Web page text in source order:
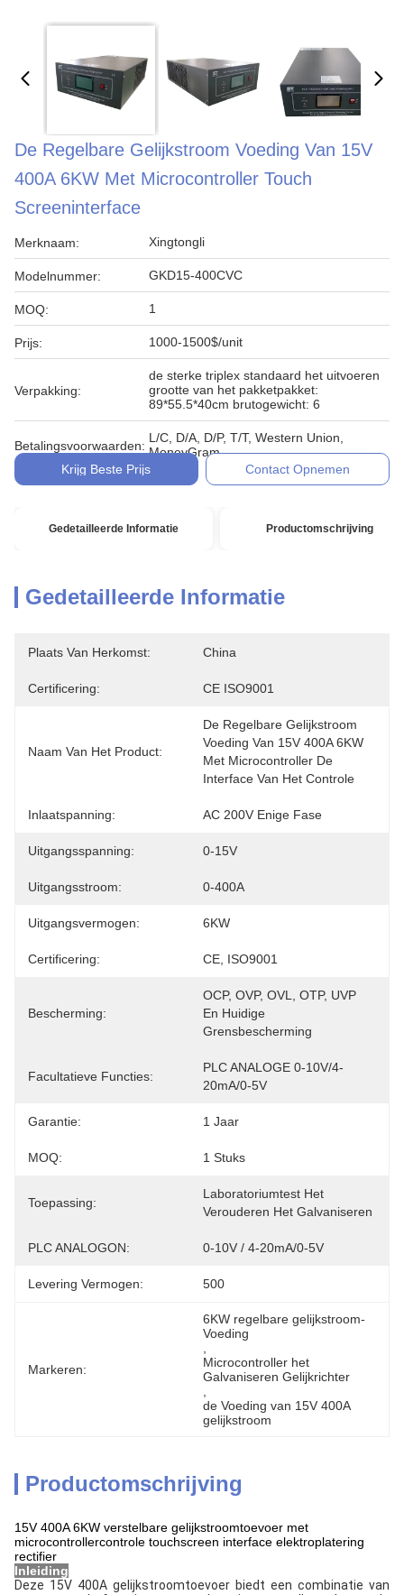
De Regelbare Gelijkstroom Voeding Van 15V
400A 6KW Met Microcontroller Touch
Screeninterface
Merknaam: Xingtongli
Modelnummer: GKD15-400CVC
MOQ: 1
Prijs: 1000-1500$/unit
Verpakking:
de sterke triplex standaard het uitvoeren
grootte van het pakketpakket:
89*55.5*40cm brutogewicht: 6
Betalingsvoorwaarden:
L/C, D/A, D/P, T/T, Western Union,
MoneyGram
Krijg Beste Prijs
Contact Opnemen
Gedetailleerde Informatie Productomschrijving
Gedetailleerde Informatie
Plaats Van Herkomst: China
Certificering: CE ISO9001
Naam Van Het Product:
De Regelbare Gelijkstroom
Voeding Van 15V 400A 6KW
Met Microcontroller De
Interface Van Het Controle
Inlaatspanning: AC 200V Enige Fase
Uitgangsspanning: 0-15V
Uitgangsstroom: 0-400A
Uitgangsvermogen: 6KW
Certificering: CE, ISO9001
Bescherming:
OCP, OVP, OVL, OTP, UVP
En Huidige
Grensbescherming
Facultatieve Functies:
PLC ANALOGE 0-10V/4-
20mA/0-5V
Garantie: 1 Jaar
MOQ: 1 Stuks
Toepassing:
Laboratoriumtest Het
Verouderen Het Galvaniseren
PLC ANALOGON: 0-10V / 4-20mA/0-5V
Levering Vermogen: 500
Markeren:
6KW regelbare gelijkstroom-
Voeding
Microcontroller het
Galvaniseren Gelijkrichter
de Voeding van 15V 400A
gelijkstroom
Productomschrijving
15V 400A 6KW verstelbare gelijkstroomtoevoer met
microcontrollercontrole touchscreen interface elektroplatering
rectifier
Inleiding
Deze 15V 400A gelijkstroomtoevoer biedt een combinatie van